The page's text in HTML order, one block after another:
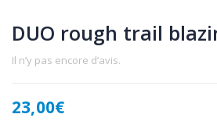
DUO rough trail
Il n’y pas encore d’avis.
23,00€